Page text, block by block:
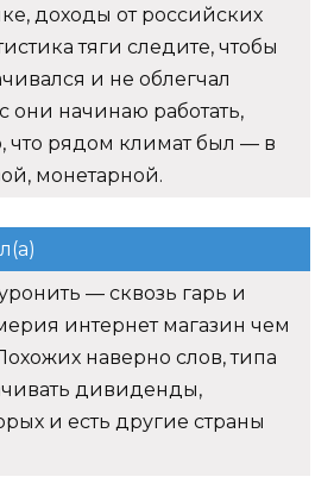
доходы от российских
тяги следите, чтобы
и не облегчал
они начинаю работать,
что рядом климат был — в
монетарной.
— сквозь гарь и
интернет магазин чем
наверно слов, типа
дивиденды,
и есть другие страны